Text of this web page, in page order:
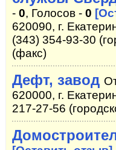
- 0, Голосов - 0
620090, г.
(343) 354-93-30
(факс)
Дефт, завод
620000, г.
217-27-56